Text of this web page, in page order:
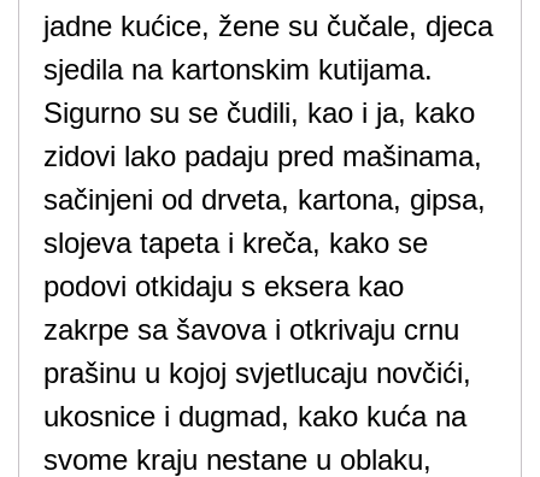
jadne kućice, žene su čučale, djeca
sjedila na kartonskim kutijama.
Sigurno su se čudili, kao i ja, kako
zidovi lako padaju pred mašinama,
sačinjeni od drveta, kartona, gipsa,
slojeva tapeta i kreča, kako se
podovi otkidaju s eksera kao
zakrpe sa šavova i otkrivaju crnu
prašinu u kojoj svjetlucaju novčići,
ukosnice i dugmad, kako kuća na
svome kraju nestane u oblaku,